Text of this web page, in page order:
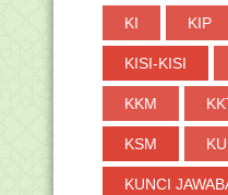
KI KIP
KISI-KISI
KKM
KSM
KUNCI